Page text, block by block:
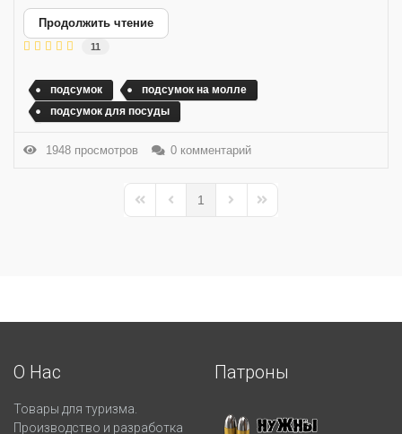
Продолжить чтение
11
подсумок
подсумок на молле
подсумок для посуды
1948 просмотров 0 комментарий
First PagePrevious Page
1
Next PageLast Page
О Нас
Товары для туризма.
Производство и разработка
Патроны